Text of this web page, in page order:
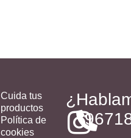
Cuida tus
productos
Política de
cookies